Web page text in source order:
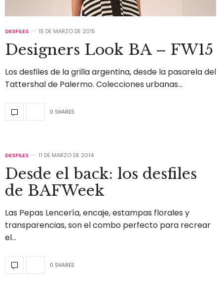
DESFILES 15 DE MARZO DE 2015
Designers Look BA – FW15
Los desfiles de la grilla argentina, desde la pasarela del
Tattershal de Palermo. Colecciones urbanas…
0 SHARES
DESFILES 11 DE MARZO DE 2014
Desde el back: los desfiles
de BAFWeek
Las Pepas Lencería, encaje, estampas florales y
transparencias, son el combo perfecto para recrear
el…
0 SHARES